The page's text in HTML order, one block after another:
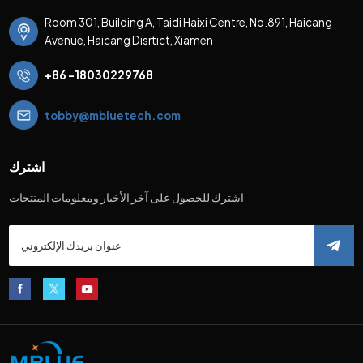
Room 301, Building A, Taidi Haixi Centre, No.891, Haicang
Avenue, Haicang Disrtict, Xiamen
+86 -18030229768
tobby@mbluetech.com
اشترك
اشترك للحصول على آخر الأخبار ومعلومات المنتجات